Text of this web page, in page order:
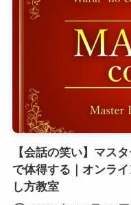
【会話の笑い】マス
で体得する｜オンラ
し方教室